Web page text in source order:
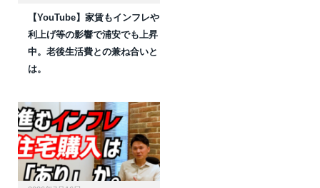
【YouTube】家賃もインフレや
利上げ等の影響で浦安でも上昇
中。老後生活費との兼ね合いと
は。